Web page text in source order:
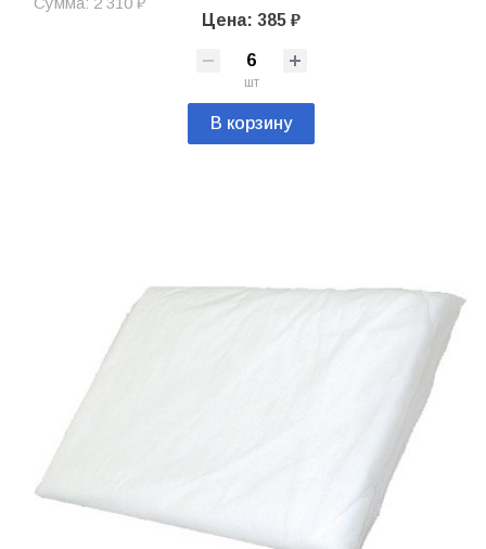
Цена: 385 ₽
шт
В корзину